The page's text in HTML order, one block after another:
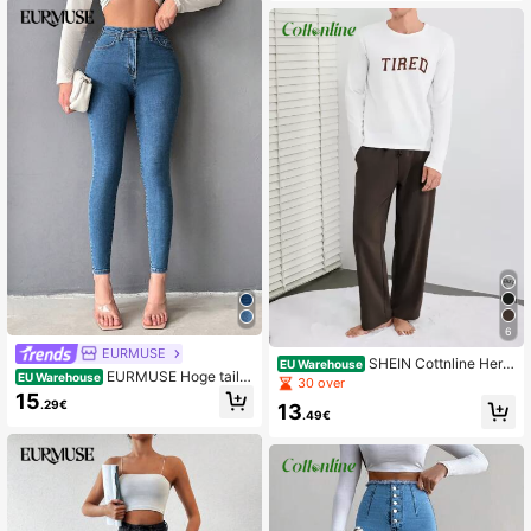
EURMUSE
EU Warehouse EURMUSE Hoge taille
Skinny jeans
15.29€
6
EU Warehouse SHEIN Cottnline Here
n Letterprint Lange mouwen T-shirt
s En Broeken Huiskleding Sets
30 over
13.49€